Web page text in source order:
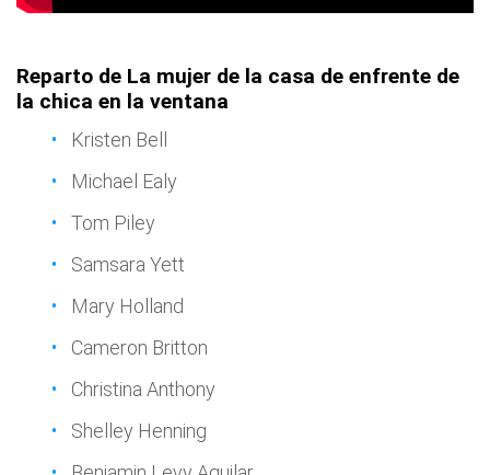
Reparto de La mujer de la casa de enfrente de
la chica en la ventana
Kristen Bell
Michael Ealy
Tom Piley
Samsara Yett
Mary Holland
Cameron Britton
Christina Anthony
Shelley Henning